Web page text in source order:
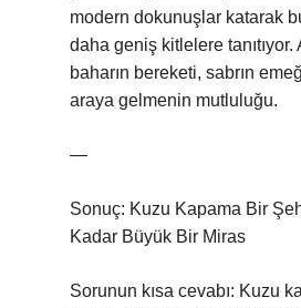
modern dokunuşlar katarak
daha geniş kitlelere tanıtıyor.
baharın bereketi, sabrın
araya gelmenin mutluluğu.
—
Sonuç: Kuzu Kapama Bir
Kadar Büyük Bir Miras
Sorunun kısa cevabı: Kuzu